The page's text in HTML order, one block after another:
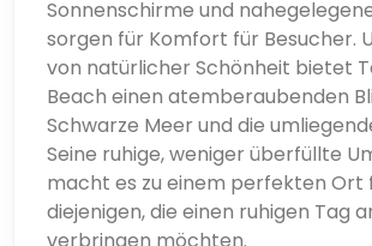
Sonnenschirme und
sorgen für Komfort für Besucher.
von natürlicher Schönheit bietet
Beach einen atemberaubenden
Schwarze Meer und die
Seine ruhige, weniger überfüllte
macht es zu einem perfekten Ort
diejenigen, die einen ruhigen Tag